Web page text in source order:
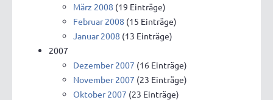
März 2008 (19 Einträge)
Februar 2008 (15 Einträge)
Januar 2008 (13 Einträge)
2007
Dezember 2007 (16 Einträge)
November 2007 (23 Einträge)
Oktober 2007 (23 Einträge)